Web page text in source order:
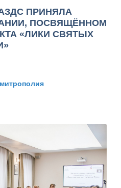
ПРИНЯЛА
ПОСВЯЩЁННОМ
«ЛИКИ СВЯТЫХ